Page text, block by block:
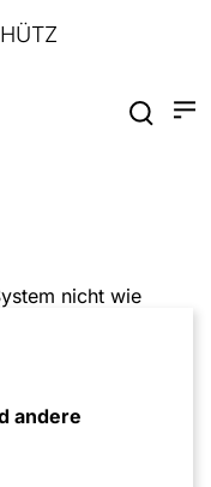
nicht wie
andere